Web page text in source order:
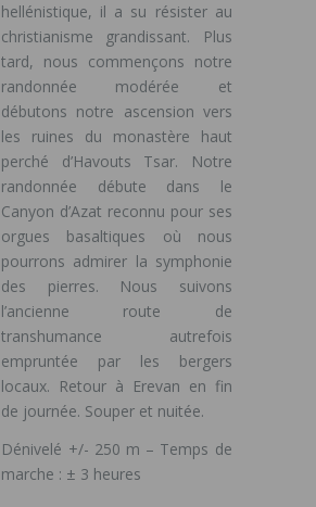
hellénistique, il a su résister au
christianisme grandissant. Plus
tard, nous commençons notre
randonnée modérée et
débutons notre ascension vers
les ruines du monastère haut
perché d’Havouts Tsar. Notre
randonnée débute dans le
Canyon d’Azat reconnu pour ses
orgues basaltiques où nous
pourrons admirer la symphonie
des pierres. Nous suivons
l’ancienne route de
transhumance autrefois
empruntée par les bergers
locaux. Retour à Erevan en fin
de journée. Souper et nuitée.
Dénivelé +/- 250 m – Temps de
marche : ± 3 heures